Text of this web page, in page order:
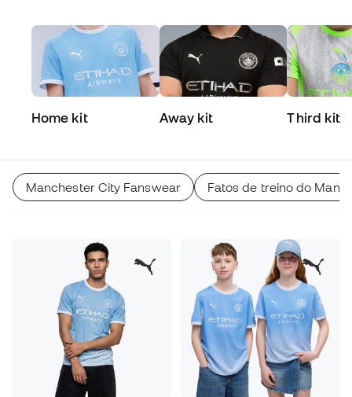
Home kit Away kit Third kit
Manchester City Fanswear Fatos de treino do